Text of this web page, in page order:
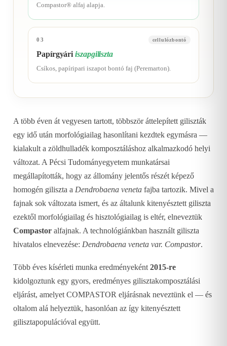
Compastor® alfaj alapja.
03 cellulózbontó
Papírgyáriiszapgiliszta
Csíkos, papíripari iszapot bontó faj (Peremarton).
A több éven át vegyesen tartott, többször áttelepített giliszták
egy idő után morfológiailag hasonlítani kezdtek egymásra —
kialakult a zöldhulladék komposztáláshoz alkalmazkodó helyi
változat. A Pécsi Tudományegyetem munkatársai
megállapították, hogy az állomány jelentős részét képező
homogén giliszta a Dendrobaena veneta fajba tartozik. Mivel a
fajnak sok változata ismert, és az általunk kitenyésztett giliszta
ezektől morfológiailag és hisztológiailag is eltér, elneveztük
Compastor alfajnak. A technológiánkban használt giliszta
hivatalos elnevezése: Dendrobaena veneta var. Compastor.
Több éves kísérleti munka eredményeként 2015-re
kidolgoztunk egy gyors, eredményes gilisztakomposztálási
eljárást, amelyet COMPASTOR eljárásnak neveztünk el — és
oltalom alá helyeztük, hasonlóan az így kitenyésztett
gilisztapopulációval együtt.